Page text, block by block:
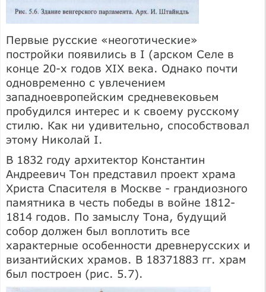
Первые русские «неоготические»
постройки появились в I (арском Селе в
конце 20-х годов XIX века. Однако почти
одновременно с увлечением
западноевропейским средневековьем
пробудился интерес и к своему русскому
стилю. Как ни удивительно, способствовал
этому Николай I.
В 1832 году архитектор Константин
Андреевич Тон представил проект храма
Христа Спасителя в Москве - грандиозного
памятника в честь победы в войне 1812-
1814 годов. По замыслу Тона, будущий
собор должен был воплотить все
характерные особенности древнерусских и
византийских храмов. В 18371883 гг. храм
был построен (рис. 5.7).